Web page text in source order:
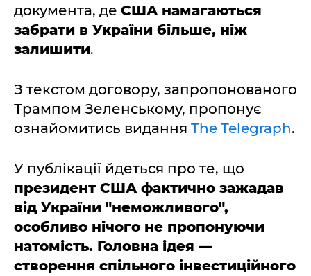
документа, де США намагаються
забрати в України більше, ніж
залишити.
З текстом договору, запропонованого
Трампом Зеленському, пропонує
ознайомитись видання The Telegraph.
У публікації йдеться про те, що
президент США фактично зажадав
від України "неможливого",
особливо нічого не пропонуючи
натомість. Головна ідея —
створення спільного інвестиційного